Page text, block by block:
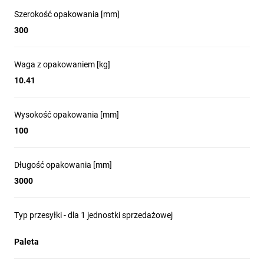
Szerokość opakowania [mm]
300
Waga z opakowaniem [kg]
10.41
Wysokość opakowania [mm]
100
Długość opakowania [mm]
3000
Typ przesyłki - dla 1 jednostki sprzedażowej
Paleta